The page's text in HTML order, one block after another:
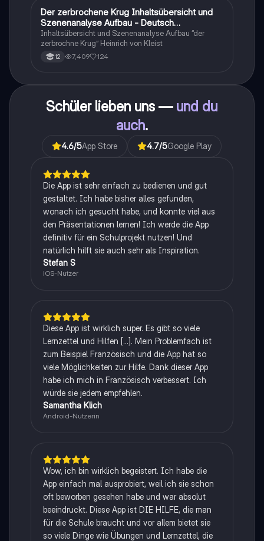
Deutsch
Der zerbrochene Krug Inhaltsübersicht und
Szenenanalyse Aufbau - Deutsch
Q1/Q2/Abitur
Inhaltsübersicht und Szenenanalyse Aufbau “der
zerbrochne Krug” Heinrich von Kleist
12 7,409 124
Schüler lieben uns — und du
auch.
4.6/5App Store 4.7/5Google Play
Die App ist sehr einfach zu bedienen und gut
gestaltet. Ich habe bisher alles gefunden,
wonach ich gesucht habe, und konnte viel aus
den Präsentationen lernen! Ich werde die App
definitiv für ein Schulprojekt nutzen! Und
natürlich hilft sie auch sehr als Inspiration.
Stefan S
iOS-Nutzer
Diese App ist wirklich super. Es gibt so viele
Lernzettel und Hilfen [...]. Mein Problemfach ist
zum Beispiel Französisch und die App hat so
viele Möglichkeiten zur Hilfe. Dank dieser App
habe ich mich in Französisch verbessert. Ich
würde sie jedem empfehlen.
Samantha Klich
Android-Nutzerin
Wow, ich bin wirklich begeistert. Ich habe die
App einfach mal ausprobiert, weil ich sie schon
oft beworben gesehen habe und war absolut
beeindruckt. Diese App ist DIE HILFE, die man
für die Schule braucht und vor allem bietet sie
so viele Dinge wie Übungen und Lernzettel, die